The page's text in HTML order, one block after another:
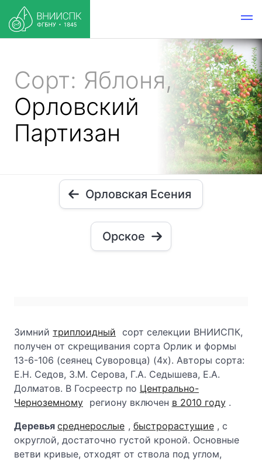
Сорт: Яблоня,
Орловский
Партизан
Орловская Есения
Орское
Зимний триплоидный сорт селекции ВНИИСПК,
получен от скрещивания сорта Орлик и формы
13-6-106 (сеянец Суворовца) (4х). Авторы сорта:
Е.Н. Седов, З.М. Серова, Г.А. Седышева, Е.А.
Долматов. В Госреестр по Центрально-
Черноземному региону включен в 2010 году .
Деревья среднерослые , быстрорастущие , с
округлой, достаточно густой кроной. Основные
ветви кривые, отходят от ствола под углом,